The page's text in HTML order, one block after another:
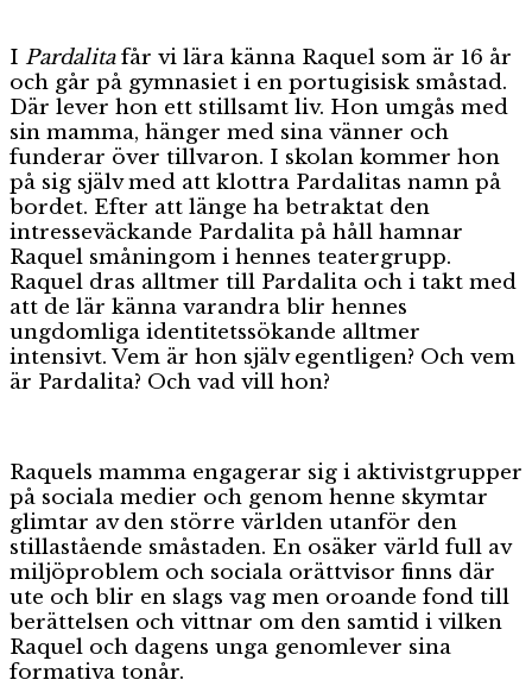
I Pardalitafår vi lära känna Raquel som är 16 år
och går på gymnasiet i en portugisisk småstad.
Där lever hon ett stillsamt liv. Hon umgås med
sin mamma, hänger med sina vänner och
funderar över tillvaron. I skolan kommer hon
på sig själv med att klottra Pardalitas namn på
bordet. Efter att länge ha betraktat den
intresseväckande Pardalita på håll hamnar
Raquel småningom i hennes teatergrupp.
Raquel dras alltmer till Pardalita och i takt med
att de lär känna varandra blir hennes
ungdomliga identitetssökande alltmer
intensivt. Vem är hon själv egentligen? Och vem
är Pardalita? Och vad vill hon?
Raquels mamma engagerar sig i aktivistgrupper
på sociala medier och genom henne skymtar
glimtar av den större världen utanför den
stillastående småstaden. En osäker värld full av
miljöproblem och sociala orättvisor finns där
ute och blir en slags vag men oroande fond till
berättelsen och vittnar om den samtid i vilken
Raquel och dagens unga genomlever sina
formativa tonår.